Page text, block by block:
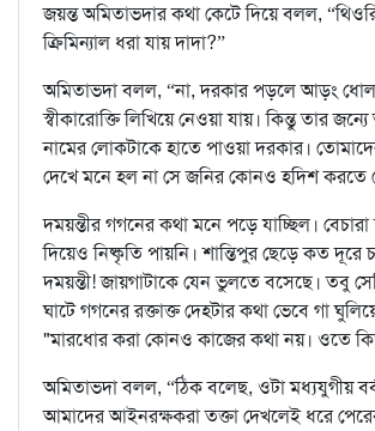
জয়ন্ত অমিতাভদার কথা কেটে দিয়ে বলল,
ক্রিমিন্যাল ধরা যায় দাদা?”
অমিতাভদা বলল, “না, দরকার পড়লে আড়ং
স্বীকারোক্তি লিখিয়ে নেওয়া যায়। কিন্তু তার
নামের লোকটাকে হাতে পাওয়া দরকার।
দেখে মনে হল না সে জনির কোনও হদিশ করতে
দময়ন্তীর গগনের কথা মনে পড়ে যাচ্ছিল। বেচারা
দিয়েও নিষ্কৃতি পায়নি। শান্তিপুর ছেড়ে কত দূরে
দময়ন্তী! জায়গাটাকে যেন ভুলতে বসেছে। তবু
ঘাটে গগনের রক্তাক্ত দেহটার কথা ভেবে গা
"মারধোর করা কোনও কাজের কথা নয়। ওতে
অমিতাভদা বলল, “ঠিক বলেছ, ওটা মধ্যযুগীয়
আমাদের আইনরক্ষকরা তক্তা দেখলেই ধরে